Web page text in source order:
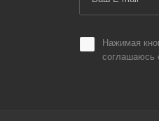
Нажимая
соглашаюсь